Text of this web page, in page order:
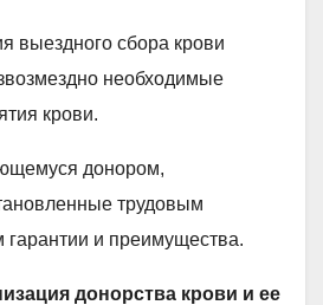
выездного сбора крови
необходимые
крови.
донором,
трудовым
гарантии и преимущества.
донорства крови и ее